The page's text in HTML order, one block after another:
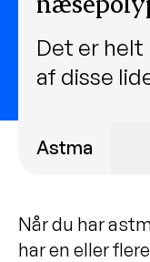
Det er
af disse
Astma
medicin
Symptomer
Når du har
har en eller